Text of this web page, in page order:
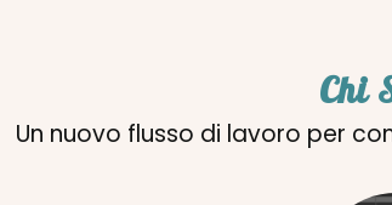
Chi
Un nuovo flusso di lavoro per